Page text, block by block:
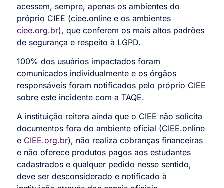
acessem, sempre, apenas os ambientes do
próprio CIEE (ciee.online e os ambientes
ciee.org.br), que conferem os mais altos padrões
de segurança e respeito à LGPD.
100% dos usuários impactados foram
comunicados individualmente e os órgãos
responsáveis foram notificados pelo próprio CIEE
sobre este incidente com a TAQE.
A instituição reitera ainda que o CIEE não solicita
documentos fora do ambiente oficial (CIEE.online
e CIEE.org.br), não realiza cobranças financeiras
e não oferece produtos pagos aos estudantes
cadastrados e qualquer pedido nesse sentido,
deve ser desconsiderado e notificado à